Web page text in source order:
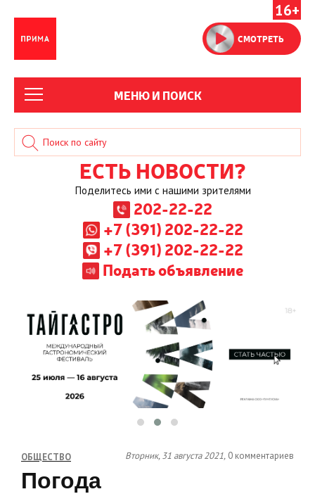
16+
СМОТРЕТЬ
МЕНЮ И ПОИСК
ЕСТЬ НОВОСТИ?
Поделитесь ими с нашими зрителями
202-22-22
+7 (391) 202-22-22
+7 (391) 202-22-22
Подать объявление
ОБЩЕСТВО Вторник, 31 августа 2021, 0 комментариев
Погода